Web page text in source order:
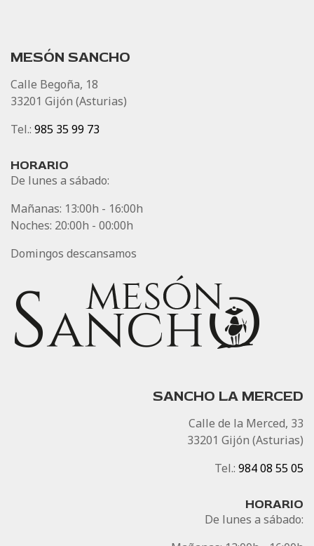
MESÓN SANCHO
Calle Begoña, 18
33201 Gijón (Asturias)
Tel.: 985 35 99 73
HORARIO
De lunes a sábado:
Mañanas: 13:00h - 16:00h
Noches: 20:00h - 00:00h
Domingos descansamos
SANCHO LA MERCED
Calle de la Merced, 33
33201 Gijón (Asturias)
Tel.: 984 08 55 05
HORARIO
De lunes a sábado: